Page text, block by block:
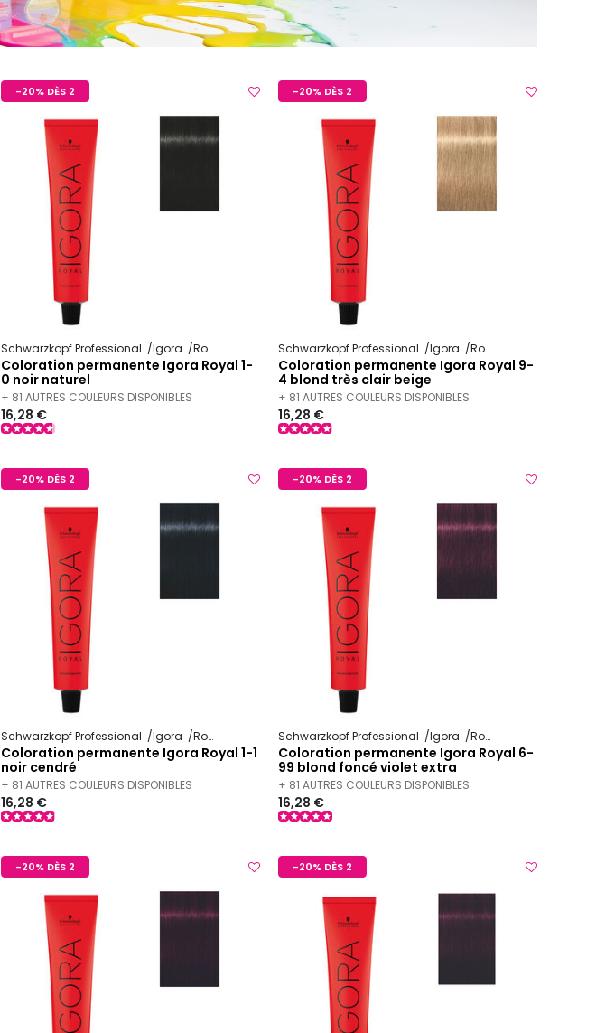
-20% DÈS 2
Schwarzkopf Professional Igora Royal
Coloration permanente Igora Royal 1-
0 noir naturel
+ 81 AUTRES COULEURS DISPONIBLES
16,28 €
-20% DÈS 2
Schwarzkopf Professional Igora Royal
Coloration permanente Igora Royal 9-
4 blond très clair beige
+ 81 AUTRES COULEURS DISPONIBLES
16,28 €
-20% DÈS 2
Schwarzkopf Professional Igora Royal
Coloration permanente Igora Royal 1-1
noir cendré
+ 81 AUTRES COULEURS DISPONIBLES
16,28 €
-20% DÈS 2
Schwarzkopf Professional Igora Royal
Coloration permanente Igora Royal 6-
99 blond foncé violet extra
+ 81 AUTRES COULEURS DISPONIBLES
16,28 €
-20% DÈS 2 -20% DÈS 2